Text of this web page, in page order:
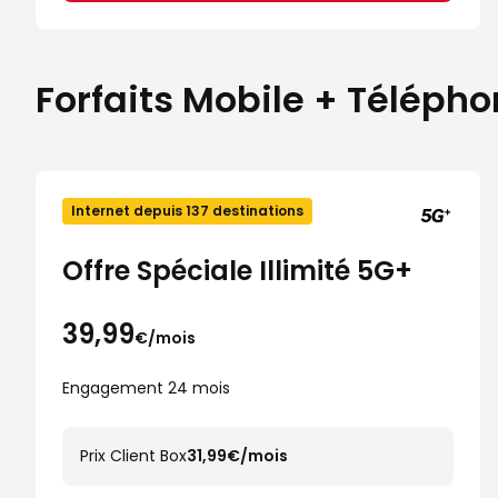
Forfaits Mobile +
Internet depuis 137 destinations
Offre Spéciale Illimité 5G+
39,99€/mois
Engagement 24 mois
Prix Client Box31,99€/mois